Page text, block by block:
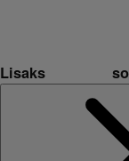
Lisaks